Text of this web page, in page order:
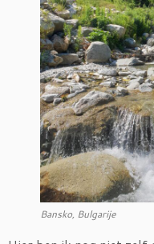
Bansko, Bulgarije